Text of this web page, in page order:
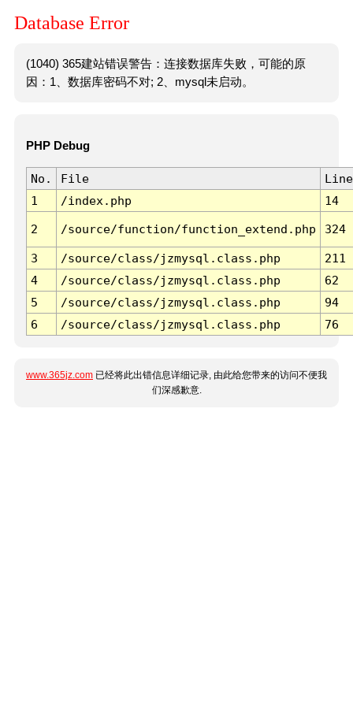
Database Error
(1040) 365建站错误警告：连接数据库失败，可能的原
因：1、数据库密码不对; 2、mysql未启动。
PHP Debug
No. File
Line
1
/index.php 14
2 /source/function/function_extend.php 324
3 /source/class/jzmysql.class.php
211
4
/source/class/jzmysql.class.php
62
5
/source/class/jzmysql.class.php
94
6
/source/class/jzmysql.class.php 76
www.365jz.com 已经将此出错信息详细记录, 由此给您带来的访问不便我
们深感歉意.